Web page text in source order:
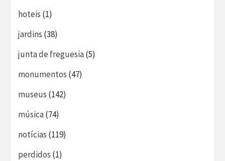
hoteis (1)
jardins (38)
junta de freguesia(5)
monumentos (47)
museus (142)
música(74)
notícias (119)
perdidos (1)